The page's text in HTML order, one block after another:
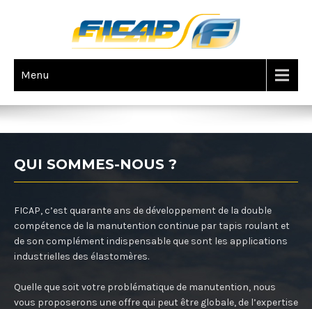
Menu
QUI SOMMES-NOUS ?
FICAP, c’est quarante ans de développement de la double
compétence de la manutention continue par tapis roulant et
de son complément indispensable que sont les applications
industrielles des élastomères.
Quelle que soit votre problématique de manutention, nous
vous proposerons une offre qui peut être globale, de l’expertise